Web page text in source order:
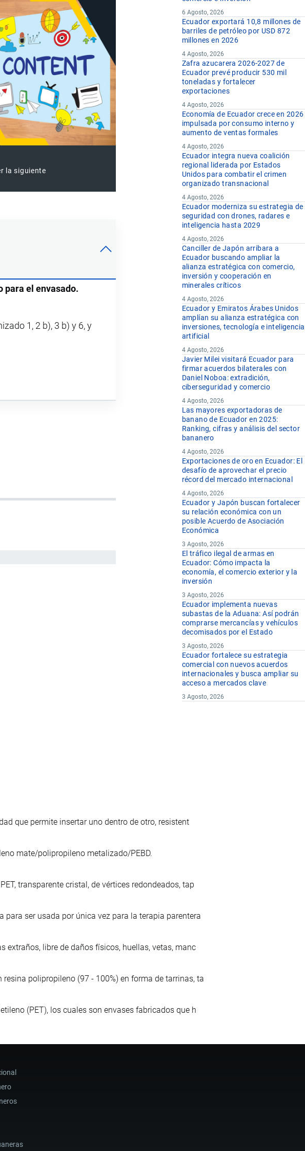
la siguiente
para el envasado.
1, 2 b), 3 b) y 6, y
6 Agosto, 2026
Ecuador exportará 10,8 millones de
barriles de petróleo por USD 872
millones en 2026
4 Agosto, 2026
Zafra azucarera 2026-2027 de
Ecuador prevé producir 530 mil
toneladas y fortalecer
exportaciones
4 Agosto, 2026
Economía de Ecuador crece en 2026
impulsada por consumo interno y
aumento de ventas formales
4 Agosto, 2026
Ecuador integra nueva coalición
regional liderada por Estados
Unidos para combatir el crimen
organizado transnacional
4 Agosto, 2026
Ecuador moderniza su estrategia de
seguridad con drones, radares e
inteligencia hasta 2029
4 Agosto, 2026
Canciller de Japón arribara a
Ecuador buscando ampliar la
alianza estratégica con comercio,
inversión y cooperación en
minerales críticos
4 Agosto, 2026
Ecuador y Emiratos Árabes Unidos
amplían su alianza estratégica con
inversiones, tecnología e inteligencia
artificial
4 Agosto, 2026
Javier Milei visitará Ecuador para
firmar acuerdos bilaterales con
Daniel Noboa: extradición,
ciberseguridad y comercio
4 Agosto, 2026
Las mayores exportadoras de
banano de Ecuador en 2025:
Ranking, cifras y análisis del sector
bananero
4 Agosto, 2026
Exportaciones de oro en Ecuador: El
desafío de aprovechar el precio
récord del mercado internacional
4 Agosto, 2026
Ecuador y Japón buscan fortalecer
su relación económica con un
posible Acuerdo de Asociación
Económica
3 Agosto, 2026
El tráfico ilegal de armas en
Ecuador: Cómo impacta la
economía, el comercio exterior y la
inversión
3 Agosto, 2026
Ecuador implementa nuevas
subastas de la Aduana: Así podrán
comprarse mercancías y vehículos
decomisados por el Estado
3 Agosto, 2026
Ecuador fortalece su estrategia
comercial con nuevos acuerdos
internacionales y busca ampliar su
acceso a mercados clave
3 Agosto, 2026
que permite insertar uno dentro de otro, resistent
mate/polipropileno metalizado/PEBD.
transparente cristal, de vértices redondeados, tap
para ser usada por única vez para la terapia parentera
extraños, libre de daños físicos, huellas, vetas, manc
polipropileno (97 - 100%) en forma de tarrinas, ta
(PET), los cuales son envases fabricados que h